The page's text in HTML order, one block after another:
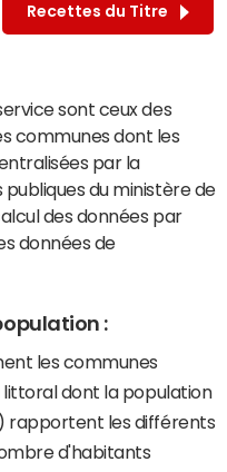
Recettes du Titre
sont ceux des
communes dont les
par la
du ministère de
des données par
données de
:
les communes
littoral dont la population
rapportent les différents
d'habitants